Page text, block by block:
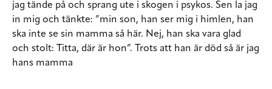
jag tände på och sprang ute i skogen i psykos. Sen la jag
in mig och tänkte: ”min son, han ser mig i himlen, han
ska inte se sin mamma så här. Nej, han ska vara glad
och stolt: Titta, där är hon”. Trots att han är död så är jag
hans mamma